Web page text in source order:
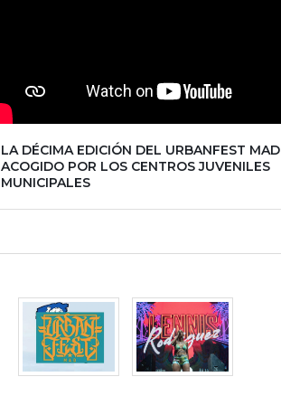
LA DÉCIMA EDICIÓN DEL URBANFEST
ACOGIDO POR LOS CENTROS JUVENILES
MUNICIPALES